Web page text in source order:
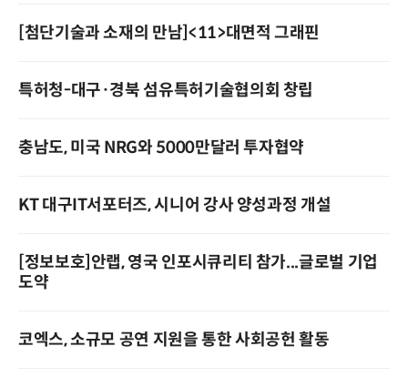
[첨단기술과 소재의 만남]<11>대면적 그래핀
특허청-대구·경북 섬유특허기술협의회 창립
충남도, 미국 NRG와 5000만달러 투자협약
KT 대구IT서포터즈, 시니어 강사 양성과정 개설
[정보보호]안랩, 영국 인포시큐리티 참가...글로벌 기업
도약
코엑스, 소규모 공연 지원을 통한 사회공헌 활동